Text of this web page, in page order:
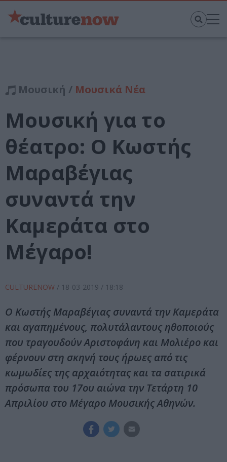
Μουσική / Μουσικά Νέα
Μουσική για το
θέατρο: Ο Κωστής
Μαραβέγιας
συναντά την
Καμεράτα στο
Μέγαρο!
CULTURENOW / 18-03-2019 / 18:18
O Κωστής Μαραβέγιας συναντά την Καμεράτα
και αγαπημένους, πολυτάλαντους ηθοποιούς
που τραγουδούν Αριστοφάνη και Μολιέρο και
φέρνουν στη σκηνή τους ήρωες από τις
κωμωδίες της αρχαιότητας και τα σατιρικά
πρόσωπα του 17ου αιώνα την Τετάρτη 10
Απριλίου στο Μέγαρο Μουσικής Αθηνών.